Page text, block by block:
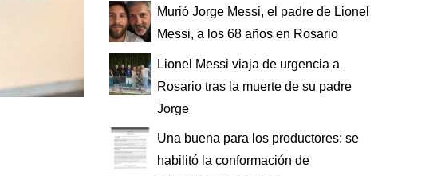
Murió Jorge Messi, el padre de Lionel
Messi, a los 68 años en Rosario
Lionel Messi viaja de urgencia a
Rosario tras la muerte de su padre
Jorge
Una buena para los productores: se
habilitó la conformación de